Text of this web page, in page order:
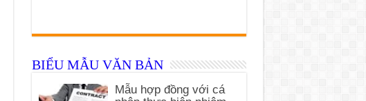
BIỂU MẪU VĂN BẢN
Mẫu hợp đồng với cá